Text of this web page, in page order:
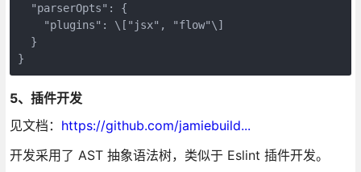
  "parserOpts": {
    "plugins": \["jsx", "flow"\]
  }
}
5、插件开发
见文档： https://github.com/jamiebuild...
开发采用了 AST 抽象语法树，类似于 Eslint 插件开发。